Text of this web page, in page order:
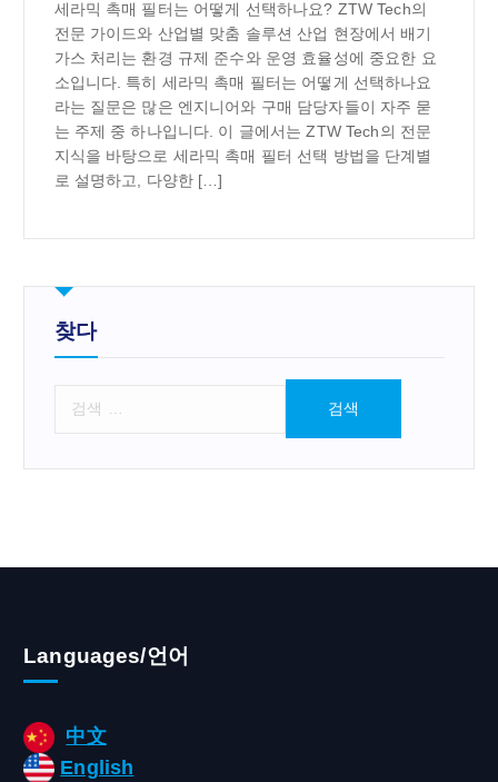
세라믹 촉매 필터는 어떻게 선택하나요? ZTW Tech의
전문 가이드와 산업별 맞춤 솔루션 산업 현장에서 배기
가스 처리는 환경 규제 준수와 운영 효율성에 중요한 요
소입니다. 특히 세라믹 촉매 필터는 어떻게 선택하나요
라는 질문은 많은 엔지니어와 구매 담당자들이 자주 묻
는 주제 중 하나입니다. 이 글에서는 ZTW Tech의 전문
지식을 바탕으로 세라믹 촉매 필터 선택 방법을 단계별
로 설명하고, 다양한 […]
찾다
Languages/언어
中文
English